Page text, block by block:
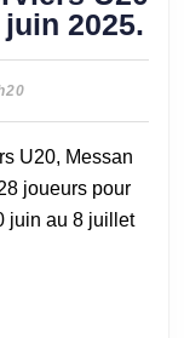
2025.
joueurs pour
juin au 8 juillet